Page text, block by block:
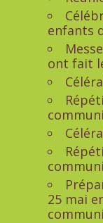
enfants
ont fait
25 mai